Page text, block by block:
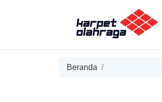
Beranda